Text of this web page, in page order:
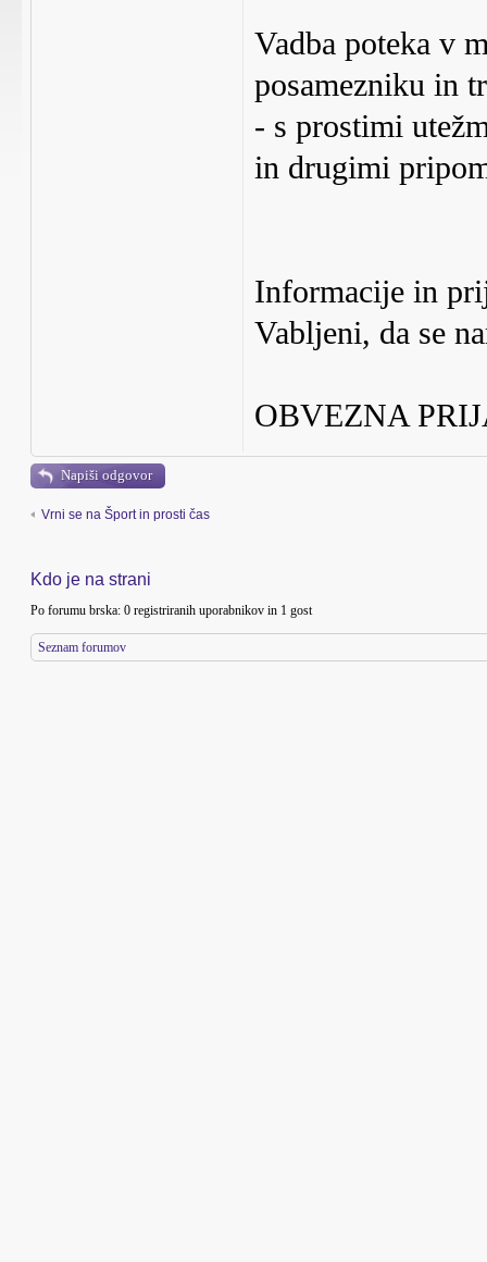
Vadba poteka v
posamezniku in
- s prostimi
in drugimi
Informacije in
Vabljeni, da se
OBVEZNA
Napiši odgovor
Vrni se na Šport in prosti čas
Kdo je na strani
Po forumu brska: 0 registriranih uporabnikov in 1 gost
Seznam forumov